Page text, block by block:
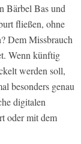
Bärbel Bas und
fließen, ohne
Dem Missbrauch
Wenn künftig
werden soll,
besonders genau
digitalen
oder mit dem